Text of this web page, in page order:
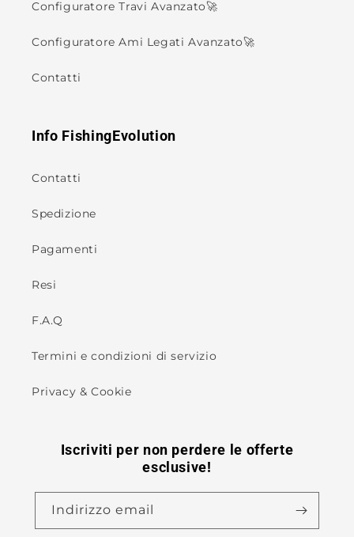
Configuratore Travi Avanzato🚀
Configuratore Ami Legati Avanzato🚀
Contatti
Info FishingEvolution
Contatti
Spedizione
Pagamenti
Resi
F.A.Q
Termini e condizioni di servizio
Privacy & Cookie
Iscriviti per non perdere le offerte
esclusive!
Indirizzo email